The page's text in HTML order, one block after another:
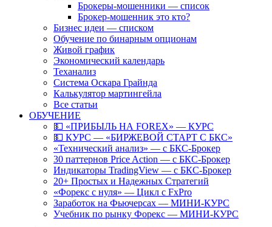
Брокеры-мошенники — список
Брокер-мошенник это кто?
Бизнес идеи — списком
Обучение по бинарным опционам
Живой график
Экономический календарь
Теханализ
Система Оскара Грайнда
Калькулятор мартингейла
Все статьи
ОБУЧЕНИЕ
💵 «ПРИБЫЛЬ НА FOREX» — КУРС
💵 КУРС — «БИРЖЕВОЙ СТАРТ С БКС»
«Технический анализ» — с БКС-Брокер
30 паттернов Price Action — с БКС-Брокер
Индикаторы TradingView — с БКС-Брокер
20+ Простых и Надежных Стратегий
«Форекс с нуля» — Цикл с FxPro
Заработок на Фьючерсах — МИНИ-КУРС
Учебник по рынку Форекс — МИНИ-КУРС